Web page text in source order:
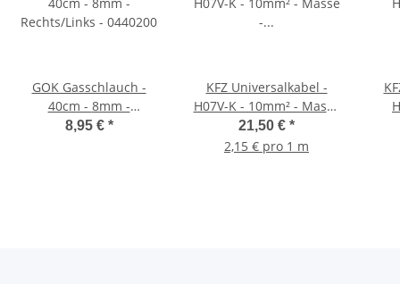
GOK Gasschlauch -
40cm - 8mm -
Rechts/Links - 0440200
8,95 € *
KFZ Universalkabel -
H07V-K - 10mm² - Masse
- Schwarz 10 Meter
21,50 € *
2,15 € pro 1 m